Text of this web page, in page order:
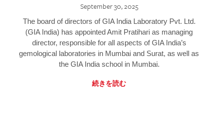
September 30, 2025
The board of directors of GIA India Laboratory Pvt. Ltd.
(GIA India) has appointed Amit Pratihari as managing
director, responsible for all aspects of GIA India’s
gemological laboratories in Mumbai and Surat, as well as
the GIA India school in Mumbai.
続きを読む